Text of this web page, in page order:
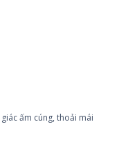
ấm cúng, thoải mái